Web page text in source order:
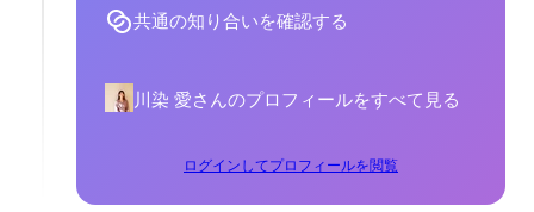
共通の知り合いを確認する
川染 愛さんのプロフィールをすべて見る
ログインしてプロフィールを閲覧